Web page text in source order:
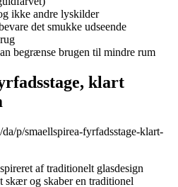
ikke andre lyskilder
det smukke udseende
begrænse brugen til mindre rum
klart
p/smaellspirea-fyrfadsstage-klart-
af traditionelt glasdesign
skær og skaber en traditionel